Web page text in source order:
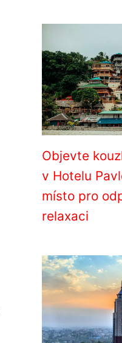
Objevte
v Hotelu
místo pro
relaxaci